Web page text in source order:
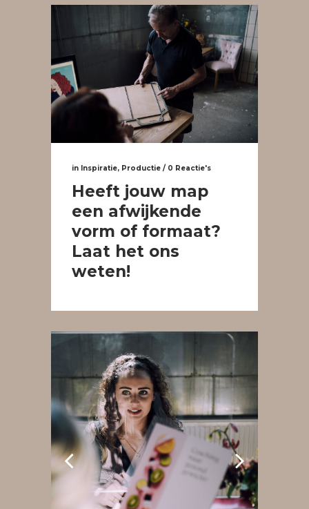
in Inspiratie, Productie / 0 Reactie's
Heeft jouw map
een afwijkende
vorm of formaat?
Laat het ons
weten!